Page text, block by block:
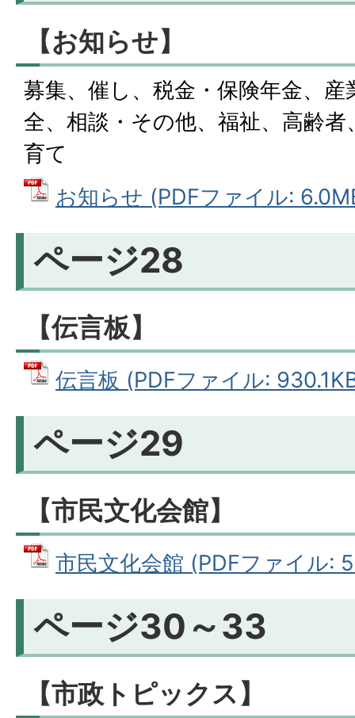
【お知らせ】
募集、催し、税金・保険年金、産
全、相談・その他、福祉、高齢
育て
お知らせ (PDFファイル:
ページ28
【伝言板】
伝言板 (PDFファイル:
ページ29
【市民文化会館】
市民文化会館 (PDFファイル:
ページ30～33
【市政トピックス】